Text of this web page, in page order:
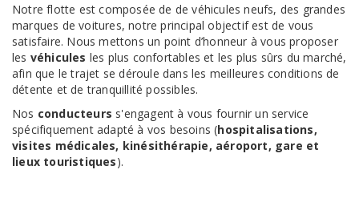
Notre flotte est composée de de véhicules neufs, des grandes
marques de voitures, notre principal objectif est de vous
satisfaire. Nous mettons un point d’honneur à vous proposer
les véhicules les plus confortables et les plus sûrs du marché,
afin que le trajet se déroule dans les meilleures conditions de
détente et de tranquillité possibles.
Nos conducteurs s'engagent à vous fournir un service
spécifiquement adapté à vos besoins (hospitalisations,
visites médicales, kinésithérapie, aéroport, gare et
lieux touristiques).